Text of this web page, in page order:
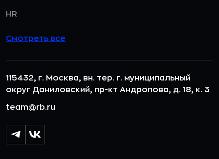
HR
Смотреть все
115432, г. Москва, вн. тер. г. муниципальный
округ Даниловский, пр-кт Андропова, д. 18, к. 3
team@rb.ru